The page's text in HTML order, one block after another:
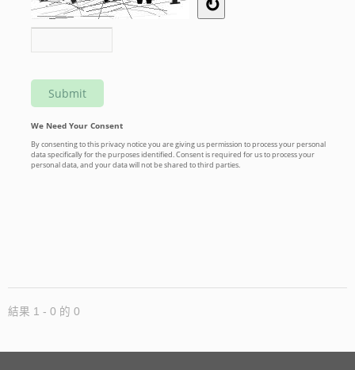
結果 1 - 0 的 0